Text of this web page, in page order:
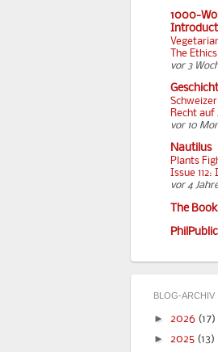
1000-
The
vor 3
Recht
vor 10
Nautilus
Plants
Issue
vor 4
The
BLOG-ARCHIV
► 2026 (17)
► 2025 (13)